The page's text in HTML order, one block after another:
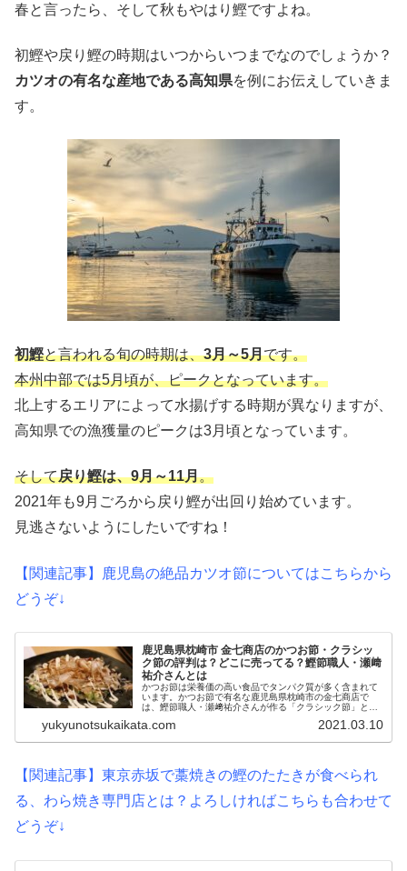
春と言ったら、そして秋もやはり鰹ですよね。
初鰹や戻り鰹の時期はいつからいつまでなのでしょうか？
カツオの有名な産地である高知県を例にお伝えしていきま
す。
初鰹と言われる旬の時期は、3月～5月です。
本州中部では5月頃が、ピークとなっています。
北上するエリアによって水揚げする時期が異なりますが、
高知県での漁獲量のピークは3月頃となっています。
そして戻り鰹は、9月～11月。
2021年も9月ごろから戻り鰹が出回り始めています。
見逃さないようにしたいですね！
【関連記事】鹿児島の絶品カツオ節についてはこちらから
どうぞ↓
鹿児島県枕崎市 金七商店のかつお節・クラシッ
ク節の評判は？どこに売ってる？鰹節職人・瀬﨑
祐介さんとは
かつお節は栄養価の高い食品でタンパク質が多く含まれて
います。かつお節で有名な鹿児島県枕崎市の金七商店で
は、鰹節職人・瀬﨑祐介さんが作る「クラシック節」とい
を聞かせると美味しさが増す？？今回...
yukyunotsukaikata.com 2021.03.10
【関連記事】東京赤坂で藁焼きの鰹のたたきが食べられ
る、わら焼き専門店とは？よろしければこちらも合わせて
どうぞ↓